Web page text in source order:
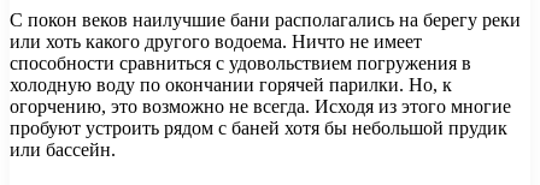
С покон веков наилучшие бани располагались на берегу реки
или хоть какого другого водоема. Ничто не имеет
способности сравниться с удовольствием погружения в
холодную воду по окончании горячей парилки. Но, к
огорчению, это возможно не всегда. Исходя из этого многие
пробуют устроить рядом с баней хотя бы небольшой прудик
или бассейн.